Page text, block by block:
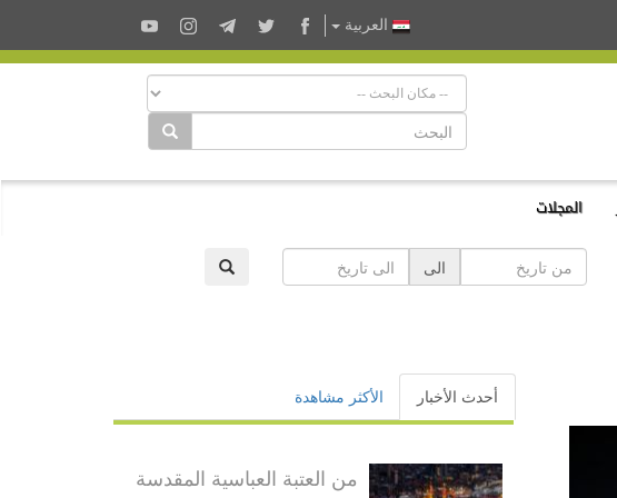
العربية
المجلات
الى
أحدث الأخبار الأكثر مشاهدة
من العتبة العباسية المقدسة